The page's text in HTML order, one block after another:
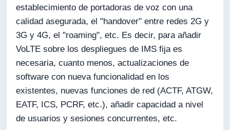
establecimiento de portadoras de voz con una
calidad asegurada, el "handover" entre redes 2G y
3G y 4G, el "roaming", etc. Es decir, para añadir
VoLTE sobre los despliegues de IMS fija es
necesaria, cuanto menos, actualizaciones de
software con nueva funcionalidad en los
existentes, nuevas funciones de red (ACTF, ATGW,
EATF, ICS, PCRF, etc.), añadir capacidad a nivel
de usuarios y sesiones concurrentes, etc.